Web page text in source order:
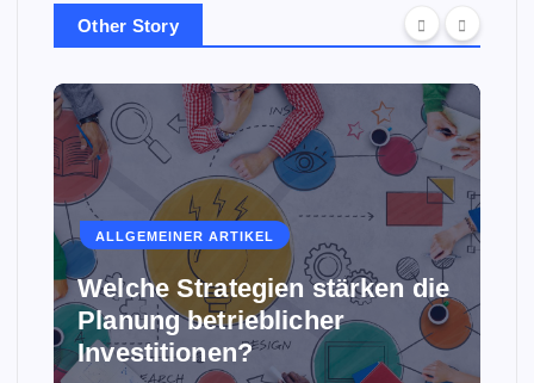
Other Story
ALLGEMEINER ARTIKEL
Welche Strategien stärken die
Planung betrieblicher
Investitionen?